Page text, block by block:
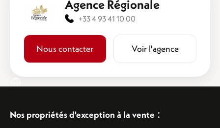
Agence Régionale
+33 4 93 41 10 00
Nous contacter Voir l'agence
Nos propriétés d'exception à la vente :